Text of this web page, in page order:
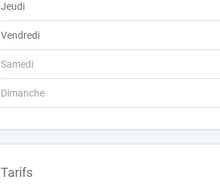
Jeudi
Vendredi
Samedi
Dimanche
Tarifs